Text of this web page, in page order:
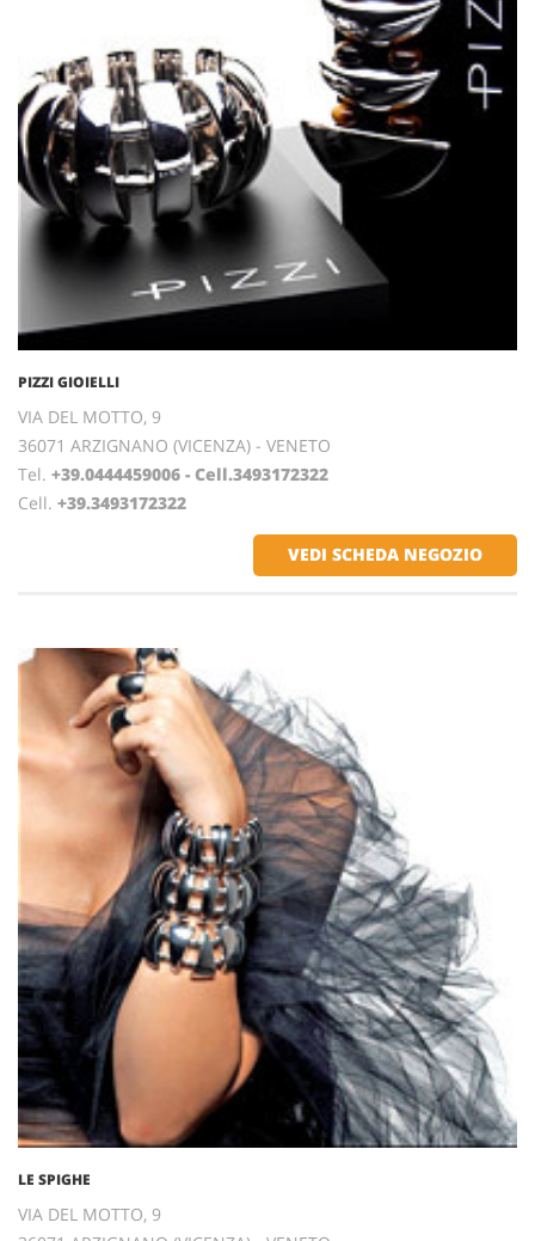
PIZZI GIOIELLI
VIA DEL MOTTO, 9
36071 ARZIGNANO (VICENZA) - VENETO
Tel. +39.0444459006 - Cell.3493172322
Cell. +39.3493172322
VEDI SCHEDA NEGOZIO
LE SPIGHE
VIA DEL MOTTO, 9